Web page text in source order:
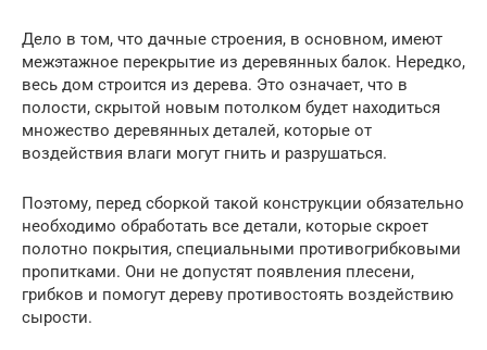
Дело в том, что дачные строения, в основном, имеют
межэтажное перекрытие из деревянных балок. Нередко,
весь дом строится из дерева. Это означает, что в
полости, скрытой новым потолком будет находиться
множество деревянных деталей, которые от
воздействия влаги могут гнить и разрушаться.
Поэтому, перед сборкой такой конструкции обязательно
необходимо обработать все детали, которые скроет
полотно покрытия, специальными противогрибковыми
пропитками. Они не допустят появления плесени,
грибков и помогут дереву противостоять воздействию
сырости.